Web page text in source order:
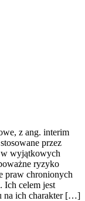
z ang. interim
przez
w wyjątkowych
ryzyko
praw chronionych
Ich celem jest
na ich charakter […]